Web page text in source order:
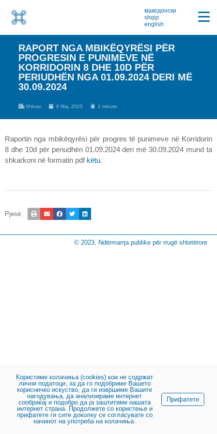
македонски
shqip
english
RAPORT NGA MBIKËQYRËSI PËR
PROGRESIN E PUNIMEVE NË
KORRIDORIN 8 DHE 10D PËR
PERIUDHËN NGA 01.09.2024 DERI MË
30.09.2024
Shkupi 6 Maj, 2025 1 minute
Raportin nga mbikëqyrësi për progres të punimeve në Korridorin
8 dhe 10d për periudhën 01.09.2024 deri më 30.09.2024 mund ta
shkarkoni në formatin pdf këtu.
Pjesë:
© 2023, Ndërmarrja publike për rrugë shtetërore
Користиме колачиња (cookies) кои не содржат
лични податоци, за да го подобриме Вашето
корисничко искуство, да ги извршиме Вашите
нагодувања, да анализираме интернет
сообраќај и подобро да ја заштитиме нашата
интернет страна. Продолжете со користење и
прифатете ги сите доколку се согласувате со
начинот на употреба на колачиња.
Прифатете